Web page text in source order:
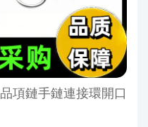
項鏈手鏈連接環開口